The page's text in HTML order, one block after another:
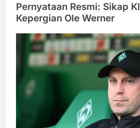
Pernyataan Resmi: Sikap
Kepergian Ole Werner